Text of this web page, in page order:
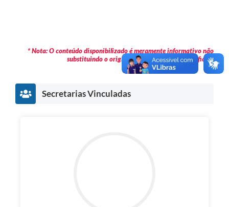
* Nota: O conteúdo disponibilizado é meramente informativo não
substituindo o original publicado em Diário Oficial.
Secretarias Vinculadas